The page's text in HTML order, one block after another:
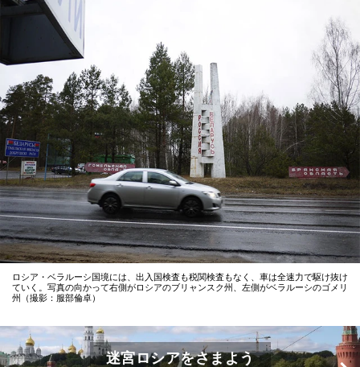
ロシア・ベラルーシ国境には、出入国検査も税関検査もなく、車は全速力で駆け抜け
ていく。写真の向かって右側がロシアのブリャンスク州、左側がベラルーシのゴメリ
州（撮影：服部倫卓）
迷宮ロシアをさまよう